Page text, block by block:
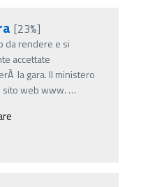
[23%]
da rendere e si
accettate
la gara. Il ministero
sito web www. …